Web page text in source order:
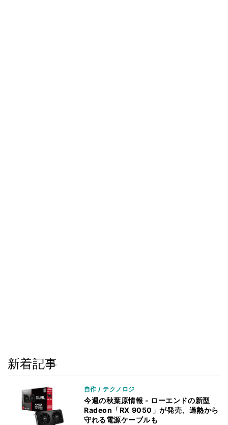
新着記事
自作 / テクノロジ
今週の秋葉原情報 - ローエンドの新型
Radeon「RX 9050」が発売、過熱から
守れる電源ケーブルも